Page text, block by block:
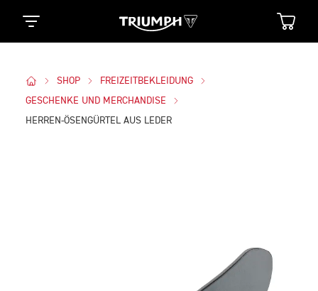
SHOP
FREIZEITBEKLEIDUNG
GESCHENKE UND MERCHANDISE
HERREN-ÖSENGÜRTEL AUS LEDER